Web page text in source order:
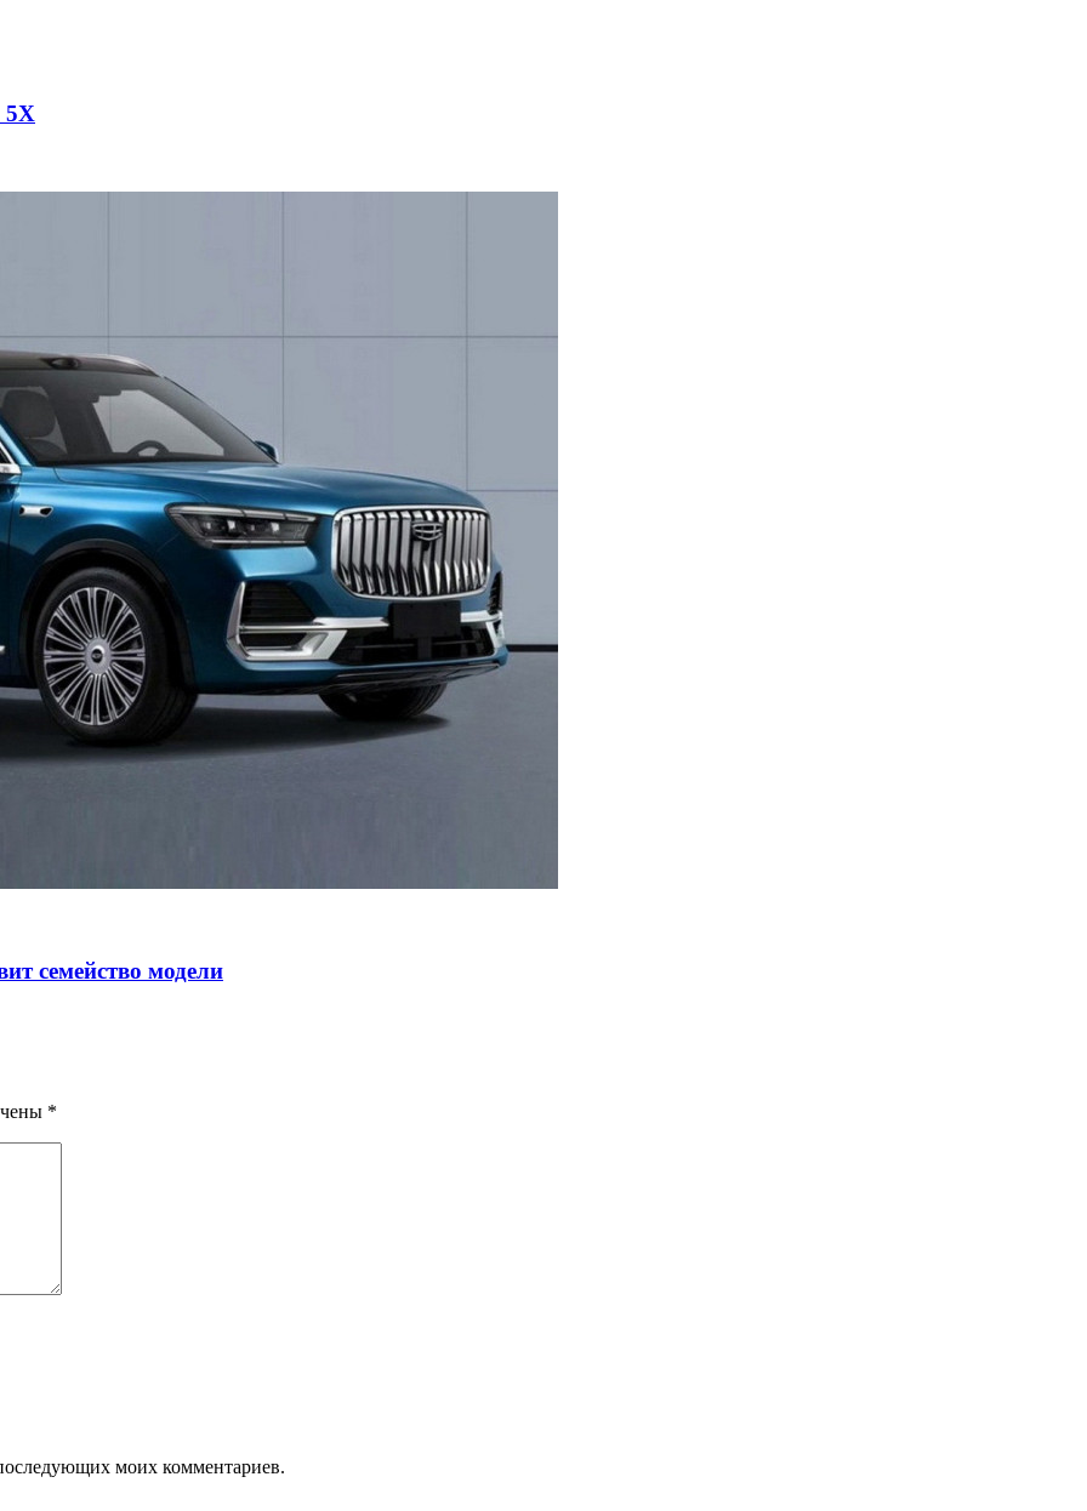
5X
семейство модели
*
моих комментариев.